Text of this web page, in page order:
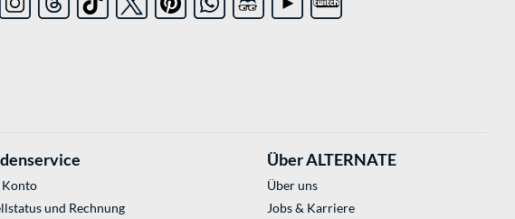
und Rechnung
Über ALTERNATE
Über uns
Jobs & Karriere